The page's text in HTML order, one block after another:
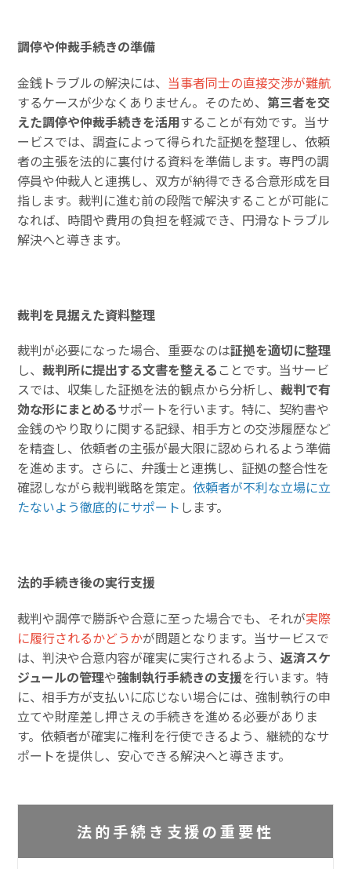
調停や仲裁手続きの準備
金銭トラブルの解決には、 当事者同士の直接交渉が難航
するケースが少なくありません。そのため、第三者を交
えた調停や仲裁手続きを活用することが有効です。当サ
ービスでは、調査によって得られた証拠を整理し、依頼
者の主張を法的に裏付ける資料を準備します。専門の調
停員や仲裁人と連携し、双方が納得できる合意形成を目
指します。裁判に進む前の段階で解決することが可能に
なれば、時間や費用の負担を軽減でき、円滑なトラブル
解決へと導きます。
裁判を見据えた資料整理
裁判が必要になった場合、重要なのは証拠を適切に整理
し、裁判所に提出する文書を整える ことです。当サービ
スでは、収集した証拠を法的観点から分析し、裁判で有
効な形にまとめるサポートを行います。特に、契約書や
金銭のやり取りに関する記録、相手方との交渉履歴など
を精査し、依頼者の主張が最大限に認められるよう準備
を進めます。さらに、弁護士と連携し、証拠の整合性を
確認しながら裁判戦略を策定。依頼者が不利な立場に立
たないよう徹底的にサポート します。
法的手続き後の実行支援
裁判や調停で勝訴や合意に至った場合でも、それが実際
に履行されるかどうかが問題となります。当サービスで
は、判決や合意内容が確実に実行されるよう、返済スケ
ジュールの管理や強制執行手続きの支援を行います。特
に、相手方が支払いに応じない場合には、強制執行の申
立てや財産差し押さえの手続きを進める必要がありま
す。依頼者が確実に権利を行使できるよう、継続的なサ
ポートを提供し、安心できる解決へと導きます。
法的手続き支援の重要性